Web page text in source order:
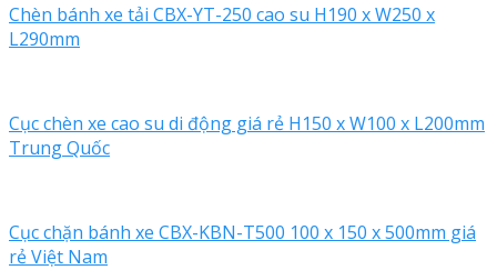
Chèn bánh xe tải CBX-YT-250 cao su H190 x W250 x
L290mm
Cục chèn xe cao su di động giá rẻ H150 x W100 x L200mm
Trung Quốc
Cục chặn bánh xe CBX-KBN-T500 100 x 150 x 500mm giá
rẻ Việt Nam